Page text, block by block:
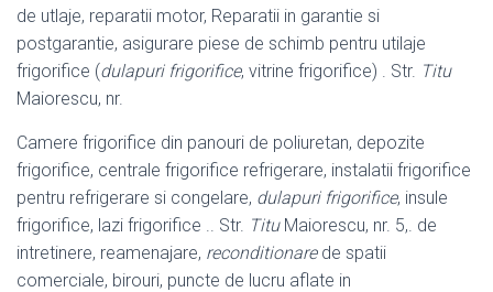
de utlaje, reparatii motor, Reparatii in garantie si
postgarantie, asigurare piese de schimb pentru utilaje
frigorifice (dulapuri frigorifice, vitrine frigorifice) . Str. Titu
Maiorescu, nr.
Camere frigorifice din panouri de poliuretan, depozite
frigorifice, centrale frigorifice refrigerare, instalatii frigorifice
pentru refrigerare si congelare, dulapuri frigorifice, insule
frigorifice, lazi frigorifice .. Str. TituMaiorescu, nr. 5,. de
intretinere, reamenajare, reconditionarede spatii
comerciale, birouri, puncte de lucru aflate in